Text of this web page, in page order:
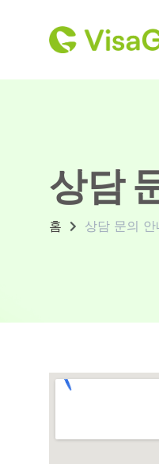
상담
홈 상담 문의 안